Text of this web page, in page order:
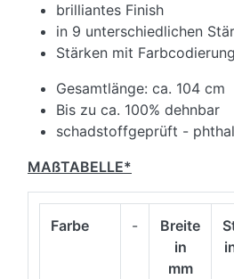
brilliantes Finish
in 9 unterschiedlichen
Stärken mit Farbcodierung
Gesamtlänge: ca. 104 cm
Bis zu ca. 100% dehnbar
schadstoffgeprüft -
MAßTABELLE*
Farbe -
Breite
in
mm